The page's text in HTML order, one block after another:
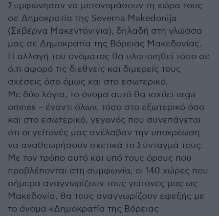
Συμφώνησαν να μετονομάσουν τη χώρα τους
σε Δημοκρατία της Severna Makedonija
(Σεβέρνα Μακεντόνιγια), δηλαδή στη γλώσσα
μας σε Δημοκρατία της Βόρειας Μακεδονίας.
Η αλλαγή του ονόματος θα υλοποιηθεί τόσο σε
ό,τι αφορά τις διεθνείς και διμερείς τους
σχέσεις όσο όμως και στο εσωτερικό.
Με δύο λόγια, το όνομα αυτό θα ισχύει erga
omnes – έναντι όλων, τόσο στο εξωτερικό όσο
και στο εσωτερικό, γεγονός που συνεπάγεται
ότι οι γείτονές μας ανέλαβαν την υποχρέωση
να αναθεωρήσουν σχετικά το Σύνταγμά τους.
Με τον τρόπο αυτό και υπό τους όρους που
προβλέπονται στη συμφωνία, οι 140 χώρες που
σήμερα αναγνωρίζουν τους γείτονες μας ως
Μακεδονία, θα τους αναγνωρίζουν εφεξής με
το όνομα «Δημοκρατία της Βόρειας